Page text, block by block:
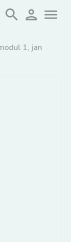
1, jan